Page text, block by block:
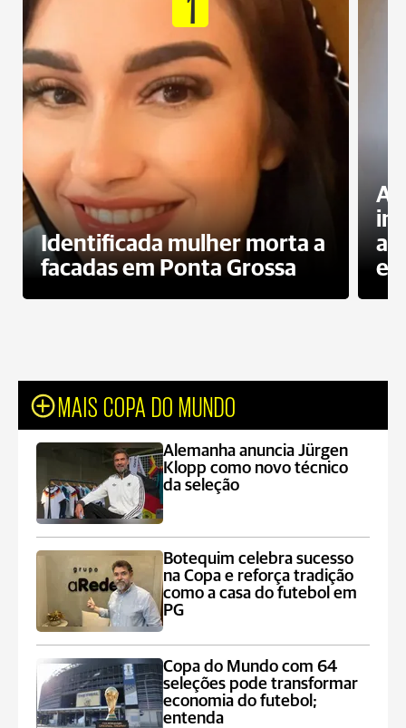
Identificada mulher morta a
facadas em Ponta Grossa
MAIS COPA DO MUNDO
Alemanha anuncia Jürgen
Klopp como novo técnico
da seleção
Botequim celebra sucesso
na Copa e reforça tradição
como a casa do futebol em
PG
Copa do Mundo com 64
seleções pode transformar
economia do futebol;
entenda